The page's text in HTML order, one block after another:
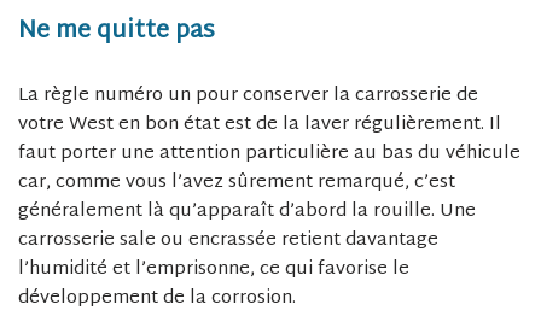
Ne me quitte pas
La règle numéro un pour conserver la carrosserie de
votre West en bon état est de la laver régulièrement. Il
faut porter une attention particulière au bas du véhicule
car, comme vous l’avez sûrement remarqué, c’est
généralement là qu’apparaît d’abord la rouille. Une
carrosserie sale ou encrassée retient davantage
l’humidité et l’emprisonne, ce qui favorise le
développement de la corrosion.